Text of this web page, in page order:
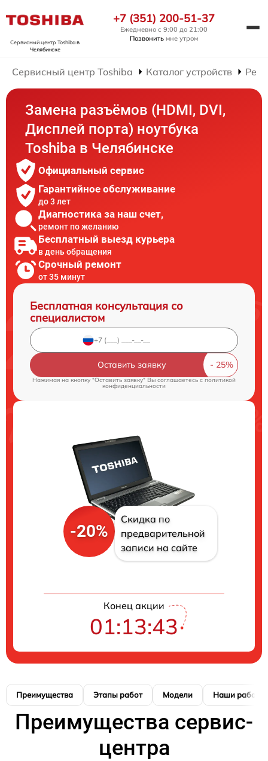
Сервисный центр Toshibaв
Челябинске
+7 (351) 200-51-37
Ежедневно с 9:00 до 21:00
Позвонить мне утром
Сервисный центр Toshiba Каталог устройств
Замена разъёмов (HDMI, DVI,
Дисплей порта) ноутбука
Toshiba в Челябинске
Официальный сервис
Гарантийное обслуживание
до 3 лет
Диагностика за наш счет,
ремонт по желанию
Бесплатный выезд курьера
в день обращения
Срочный ремонт
от 35 минут
Бесплатная консультация со
специалистом
Оставить заявку
Нажимая на кнопку "Оставить заявку" Вы соглашаетесь cполитикой
конфиденциальности
-20%
Скидка по
предварительной
записи на сайте
Конец акции
01:13:42
Преимущества Этапы работ Модели Наши работы
Преимущества сервис-
центра